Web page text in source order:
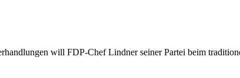
will FDP-Chef Lindner seiner Partei beim